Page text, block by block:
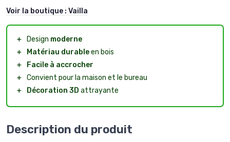
Voir la boutique : Vailla
＋ Design moderne
＋
Matériau durableen bois
＋
Facile à accrocher
＋ Convient pour la maison et le bureau
＋
Décoration 3D attrayante
Description du produit